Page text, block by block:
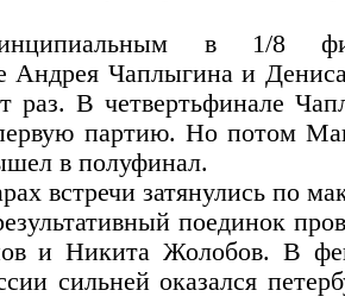
в 1/8
Андрея Чаплыгина и
раз. В четвертьфинале
партию. Но потом
в полуфинал.
встречи затянулись по
поединок
и Никита Жолобов. В
сильней оказался